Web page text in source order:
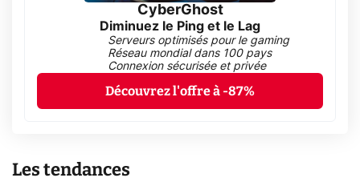
CyberGhost
Diminuez le Ping et le Lag
Serveurs optimisés pour le gaming
Réseau mondial dans 100 pays
Connexion sécurisée et privée
Découvrez l'offre à -87%
Les tendances